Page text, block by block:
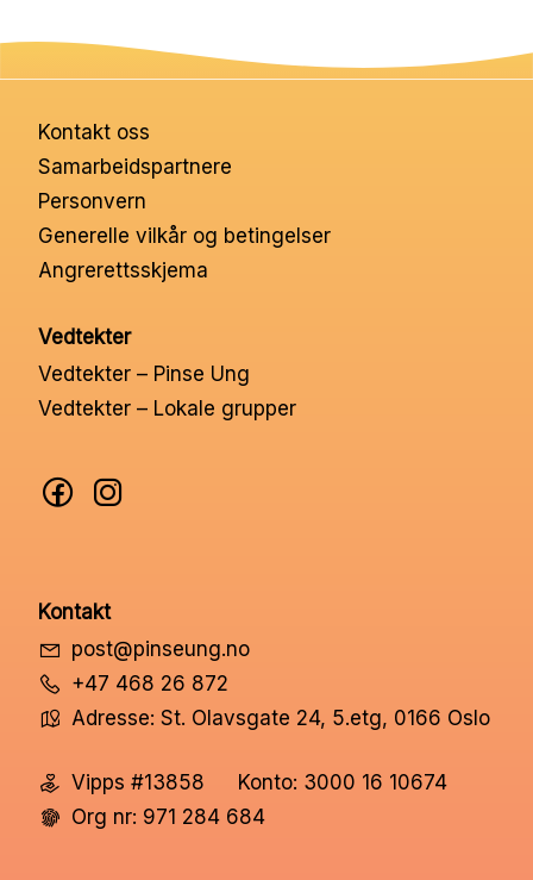
Kontakt oss
Samarbeidspartnere
Personvern
Generelle vilkår og betingelser
Angrerettsskjema
Vedtekter
Vedtekter – Pinse Ung
Vedtekter – Lokale grupper
Kontakt
post@pinseung.no
+47 468 26 872
Adresse: St. Olavsgate 24, 5.etg, 0166 Oslo
Vipps #13858
Konto: 3000 16 10674
Org nr: 971 284 684